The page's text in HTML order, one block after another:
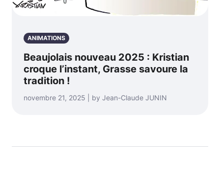
ANIMATIONS
Beaujolais nouveau 2025 : Kristian
croque l’instant, Grasse savoure la
tradition !
novembre 21, 2025 | by Jean-Claude JUNIN